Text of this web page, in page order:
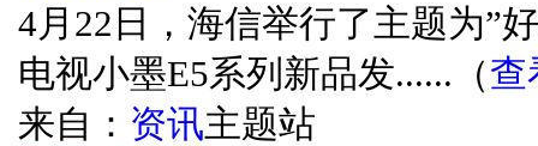
4月22日，海信举行了主题为”
电视小墨E5系列新品发......（查
来自： 资讯主题站